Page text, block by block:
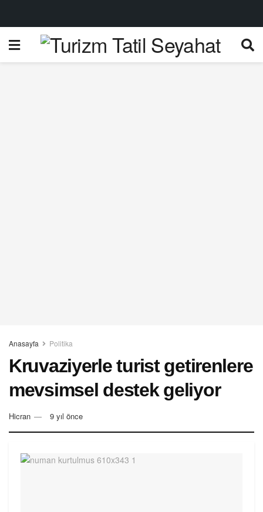
Anasayfa Politika
Kruvaziyerle turist getirenlere
mevsimsel destek geliyor
Hicran 9 yıl önce